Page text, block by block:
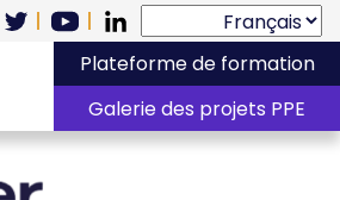
Plateforme de formation
Galerie des projets PPE